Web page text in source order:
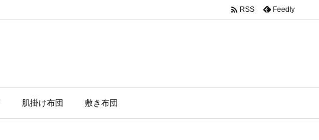
肌掛け布団 敷き布団
 RSS Feedly